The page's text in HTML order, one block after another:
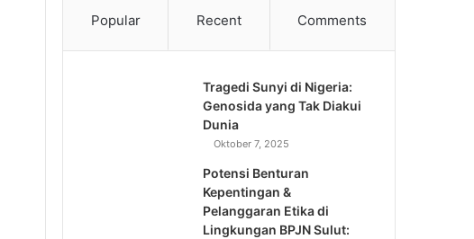
Popular Recent Comments
Tragedi Sunyi di Nigeria:
Genosida yang Tak Diakui
Dunia
Oktober 7, 2025
Potensi Benturan
Kepentingan &
Pelanggaran Etika di
Lingkungan BPJN Sulut: